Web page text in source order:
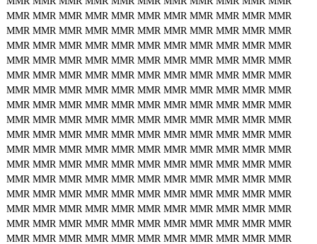
MMR MMR MMR MMR MMR MMR MMR MMR MMR MMR MMR
MMR MMR MMR MMR MMR MMR MMR MMR MMR MMR MMR
MMR MMR MMR MMR MMR MMR MMR MMR MMR MMR MMR
MMR MMR MMR MMR MMR MMR MMR MMR MMR MMR MMR
MMR MMR MMR MMR MMR MMR MMR MMR MMR MMR MMR
MMR MMR MMR MMR MMR MMR MMR MMR MMR MMR MMR
MMR MMR MMR MMR MMR MMR MMR MMR MMR MMR MMR
MMR MMR MMR MMR MMR MMR MMR MMR MMR MMR MMR
MMR MMR MMR MMR MMR MMR MMR MMR MMR MMR MMR
MMR MMR MMR MMR MMR MMR MMR MMR MMR MMR MMR
MMR MMR MMR MMR MMR MMR MMR MMR MMR MMR MMR
MMR MMR MMR MMR MMR MMR MMR MMR MMR MMR MMR
MMR MMR MMR MMR MMR MMR MMR MMR MMR MMR MMR
MMR MMR MMR MMR MMR MMR MMR MMR MMR MMR MMR
MMR MMR MMR MMR MMR MMR MMR MMR MMR MMR MMR
MMR MMR MMR MMR MMR MMR MMR MMR MMR MMR MMR